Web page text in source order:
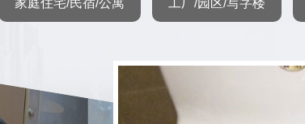
家庭住宅/民宿/公寓 工厂/园区/写字楼